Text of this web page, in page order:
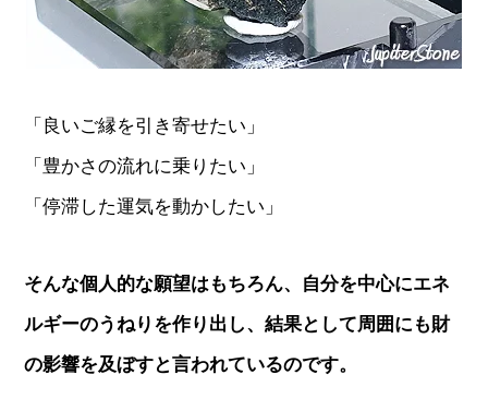
「良いご縁を引き寄せたい」
「豊かさの流れに乗りたい」
「停滞した運気を動かしたい」
そんな個人的な願望はもちろん、自分を中心にエネ
ルギーのうねりを作り出し、結果として周囲にも財
の影響を及ぼすと言われているのです。